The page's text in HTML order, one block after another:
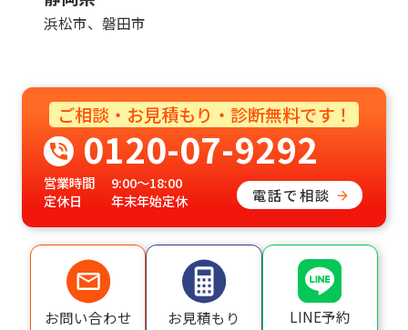
浜松市、磐田市
ご相談・お見積もり・診断無料です！
0120-07-9292
営業時間
9:00〜18:00
定休日
年末年始定休 電話で相談
お問い合わせ お見積もり LINE予約